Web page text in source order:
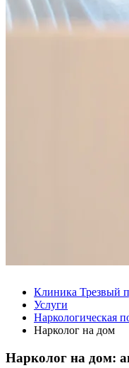
Клиника Трезвый
Услуги
Наркологическая
Нарколог на дом
Нарколог на дом: